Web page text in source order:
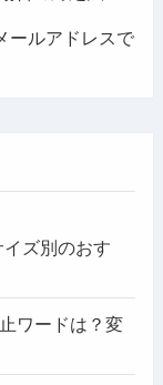
ールアドレスで
ズ別のおす
ワードは？変